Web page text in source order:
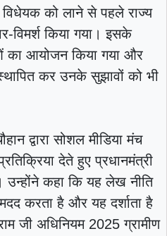
को लाने से पहले राज्य
विमर्श किया गया। इसके
का आयोजन किया गया और
कर उनके सुझावों को भी
द्वारा सोशल मीडिया मंच
देते हुए प्रधानमंत्री
उन्होंने कहा कि यह लेख नीति
करता है और यह दर्शाता है
जी अधिनियम 2025 ग्रामीण